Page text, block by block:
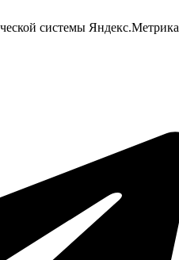
системы Яндекс.Метрика